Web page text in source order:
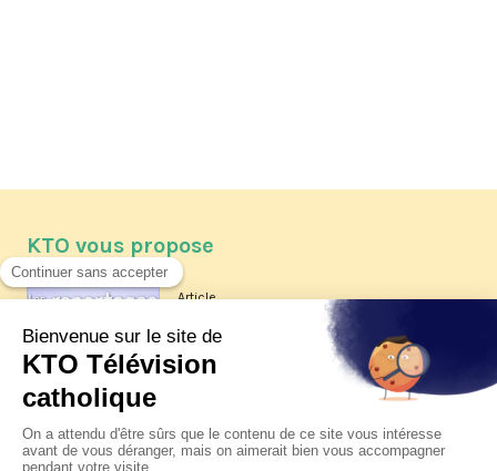
KTO vous propose
Article
Les reportages d'été 2026 de KTO
La visite pastorale du pape Léon
XIV à Assise à suivre sur KTO le
jeudi 6 août